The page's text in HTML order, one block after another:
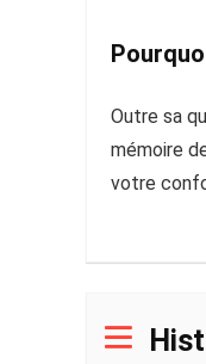
Outre sa
mémoire
votre